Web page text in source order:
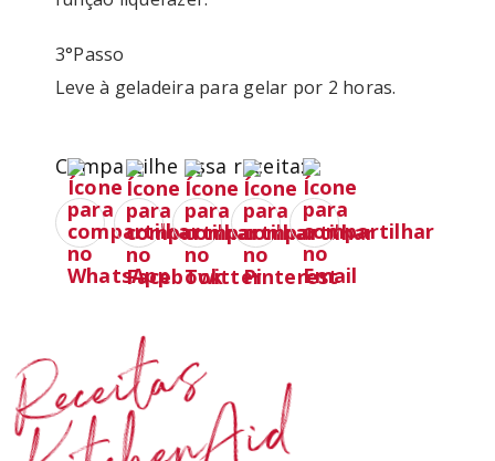
3°passo
Leve à geladeira para gelar por 2 horas.
Compartilhe essa receita:
Receitas